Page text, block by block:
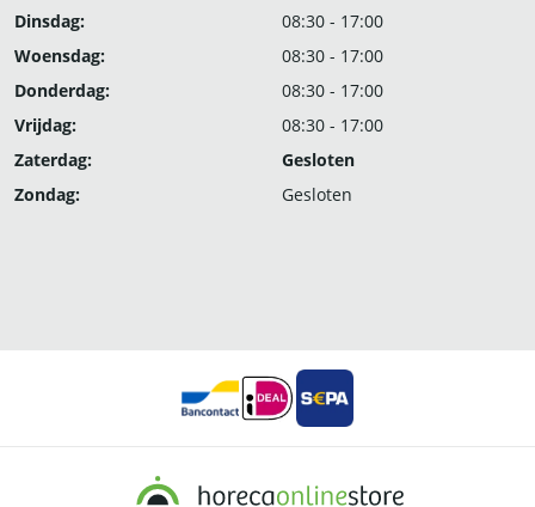
Dinsdag:
08:30 - 17:00
Woensdag:
08:30 - 17:00
Donderdag:
08:30 - 17:00
Vrijdag:
08:30 - 17:00
Zaterdag:
Gesloten
Zondag:
Gesloten